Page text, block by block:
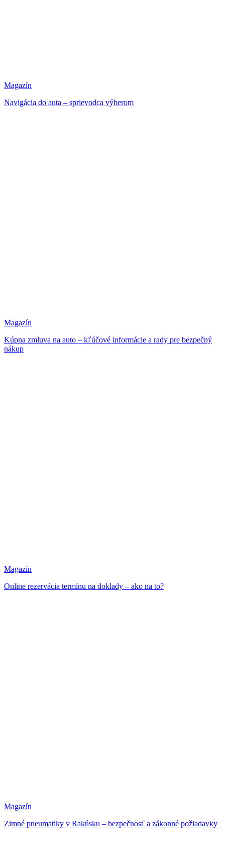
Magazín
Navigácia do auta – sprievodca výberom
Magazín
Kúpna zmluva na auto – kľúčové informácie a rady pre bezpečný
nákup
Magazín
Online rezervácia termínu na doklady – ako na to?
Magazín
Zimné pneumatiky v Rakúsku – bezpečnosť a zákonné požiadavky